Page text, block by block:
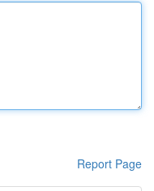
Report Page